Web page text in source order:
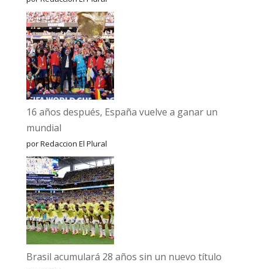
16 años después, España vuelve a ganar un
mundial
por Redaccion El Plural
Brasil acumulará 28 años sin un nuevo título